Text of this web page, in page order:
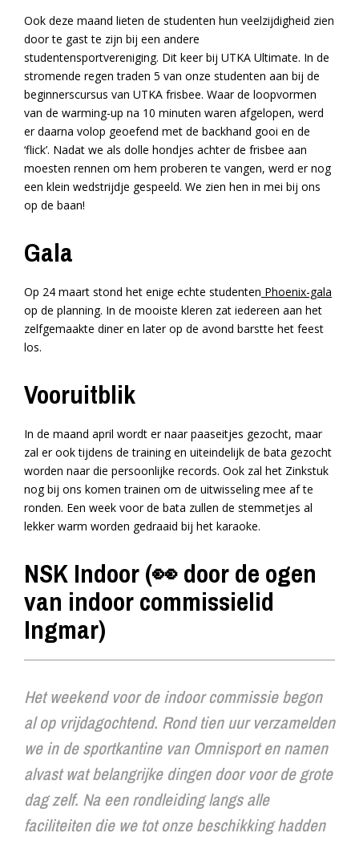
Ook deze maand lieten de studenten hun veelzijdigheid zien
door te gast te zijn bij een andere
studentensportvereniging. Dit keer bij UTKA Ultimate. In de
stromende regen traden 5 van onze studenten aan bij de
beginnerscursus van UTKA frisbee. Waar de loopvormen
van de warming-up na 10 minuten waren afgelopen, werd
er daarna volop geoefend met de backhand gooi en de
‘flick’. Nadat we als dolle hondjes achter de frisbee aan
moesten rennen om hem proberen te vangen, werd er nog
een klein wedstrijdje gespeeld. We zien hen in mei bij ons
op de baan!
Gala
Op 24 maart stond het enige echte studenten Phoenix-gala
op de planning. In de mooiste kleren zat iedereen aan het
zelfgemaakte diner en later op de avond barstte het feest
los.
Vooruitblik
In de maand april wordt er naar paaseitjes gezocht, maar
zal er ook tijdens de training en uiteindelijk de bata gezocht
worden naar die persoonlijke records. Ook zal het Zinkstuk
nog bij ons komen trainen om de uitwisseling mee af te
ronden. Een week voor de bata zullen de stemmetjes al
lekker warm worden gedraaid bij het karaoke.
NSK Indoor (👀 door de ogen
van indoor commissielid
Ingmar)
Het weekend voor de indoor commissie begon
al op vrijdagochtend. Rond tien uur verzamelden
we in de sportkantine van Omnisport en namen
alvast wat belangrijke dingen door voor de grote
dag zelf. Na een rondleiding langs alle
faciliteiten die we tot onze beschikking hadden